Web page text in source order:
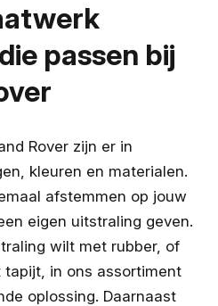
passen bij
Rover zijn er in
kleuren en materialen.
afstemmen op jouw
eigen uitstraling geven.
wilt met rubber, of
in ons assortiment
oplossing. Daarnaast